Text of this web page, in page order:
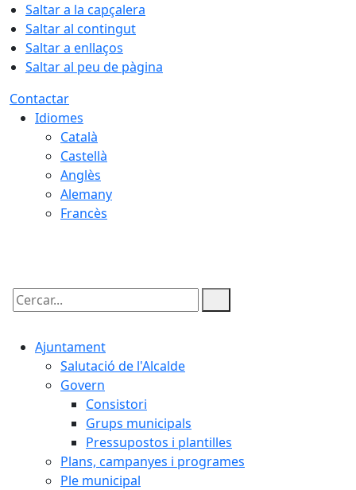
Saltar a la capçalera
Saltar al contingut
Saltar a enllaços
Saltar al peu de pàgina
Contactar
Idiomes
Català
Castellà
Anglès
Alemany
Francès
Cercar:
Ajuntament
Salutació de l'Alcalde
Govern
Consistori
Grups municipals
Pressupostos i plantilles
Plans, campanyes i programes
Ple municipal